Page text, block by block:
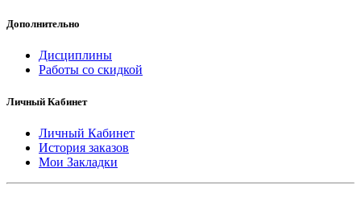
Дополнительно
Дисциплины
Работы со скидкой
Личный Кабинет
Личный Кабинет
История заказов
Мои Закладки